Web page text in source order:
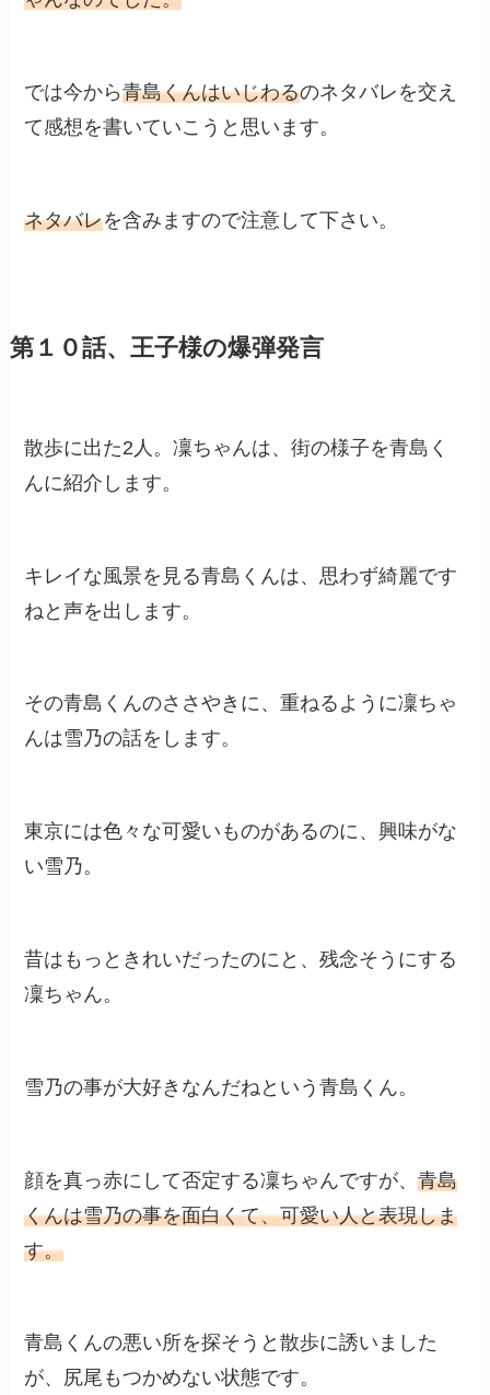
では今から青島くんはいじわるのネタバレを交え
て感想を書いていこうと思います。
ネタバレを含みますので注意して下さい。
第１０話、王子様の爆弾発言
散歩に出た2人。凜ちゃんは、街の様子を青島く
んに紹介します。
キレイな風景を見る青島くんは、思わず綺麗です
ねと声を出します。
その青島くんのささやきに、重ねるように凜ちゃ
んは雪乃の話をします。
東京には色々な可愛いものがあるのに、興味がな
い雪乃。
昔はもっときれいだったのにと、残念そうにする
凜ちゃん。
雪乃の事が大好きなんだねという青島くん。
顔を真っ赤にして否定する凜ちゃんですが、青島
くんは雪乃の事を面白くて、可愛い人と表現しま
す。
青島くんの悪い所を探そうと散歩に誘いました
が、尻尾もつかめない状態です。